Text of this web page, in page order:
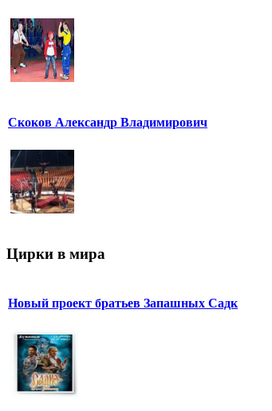
Скоков Александр Владимирович
Цирки в мира
Новый проект братьев Запашных Садк